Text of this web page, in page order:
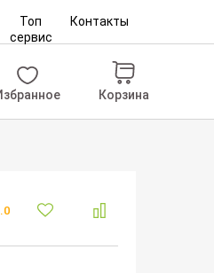
Топ
сервис
Контакты
Корзина